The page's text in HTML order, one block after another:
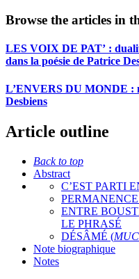
Browse the articles in
LES VOIX DE PAT’ :
dans la poésie de Patrice
L’ENVERS DU MONDE :
Desbiens
Article outline
Back to top
Abstract
C’EST PARTI
ENTRE
LE PHRASÉ
DÉSÂMÉ (
Note biographique
Notes